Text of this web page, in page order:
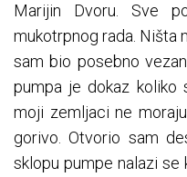
Marijin Dvoru. Sve
mukotrpnog rada. Ništa
sam bio posebno
pumpa je dokaz koliko
moji zemljaci ne
gorivo. Otvorio sam
sklopu pumpe nalazi se